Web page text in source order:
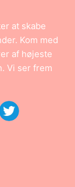
at skabe
Kom med
af højeste
Vi ser frem